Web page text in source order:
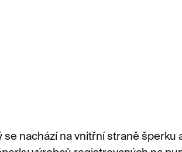
nachází na vnitřní straně šperku